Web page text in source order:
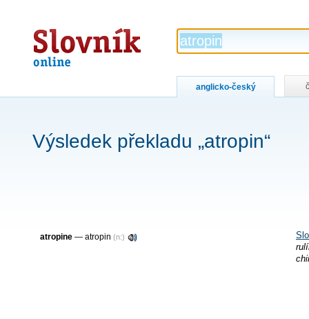
Slovník
online
anglicko-český
Výsledek překladu „atropin“
atropine — atropin (n:)